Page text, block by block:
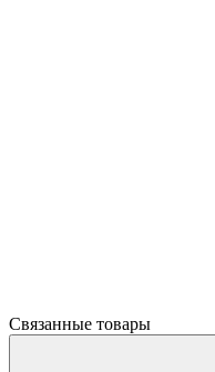
Связанные товары